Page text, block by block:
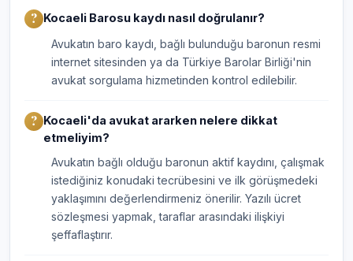
Kocaeli Barosu kaydı nasıl doğrulanır?
Avukatın baro kaydı, bağlı bulunduğu baronun resmi
internet sitesinden ya da Türkiye Barolar Birliği'nin
avukat sorgulama hizmetinden kontrol edilebilir.
Kocaeli'da avukat ararken nelere dikkat
etmeliyim?
Avukatın bağlı olduğu baronun aktif kaydını, çalışmak
istediğiniz konudaki tecrübesini ve ilk görüşmedeki
yaklaşımını değerlendirmeniz önerilir. Yazılı ücret
sözleşmesi yapmak, taraflar arasındaki ilişkiyi
şeffaflaştırır.